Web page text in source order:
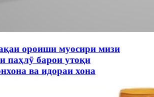
ороиши муосири мизи
паҳлӯ барои утоқи
ва идораи хона